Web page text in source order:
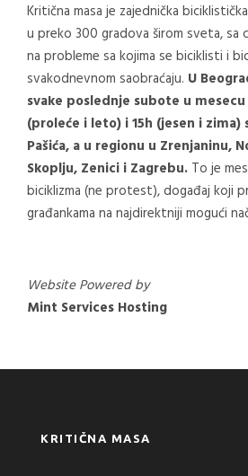
Kritična masa je zajednička
u preko 300 gradova širom sveta, sa
na probleme sa kojima se biciklisti i
svakodnevnom saobraćaju. U
svake poslednje subote u
(proleće i leto) i 15h (jesen i zima)
Pašića, a u regionu u Zrenjaninu,
Skoplju, Zenici i Zagrebu. To je
biciklizma (ne protest), događaj koji
građankama na najdirektniji mogući
Website Powered by
Mint Services Hosting
KRITIČNA MASA